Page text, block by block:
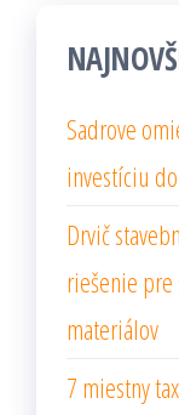
Sadrove
investíciu
Drvič
riešenie pre
materiálov
7 miestny